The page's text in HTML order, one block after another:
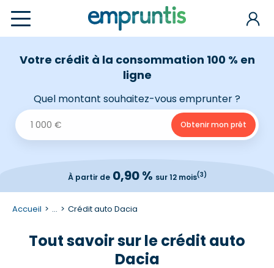
Votre crédit à la consommation 100 % en
ligne
Quel montant souhaitez-vous emprunter ?
À partir de0,90 % sur 12 mois(3)
Accueil ... Crédit auto Dacia
Tout savoir sur le crédit auto
Dacia